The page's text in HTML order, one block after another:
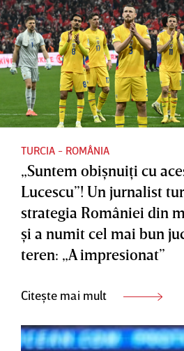
TURCIA - ROMÂNIA
„Suntem obişnuiţi cu
Lucescu”! Un jurnalist
strategia României din
şi a numit cel mai bun
teren: „A impresionat”
Citește mai mult